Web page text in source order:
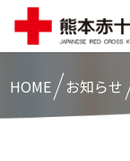
HOME お知らせ